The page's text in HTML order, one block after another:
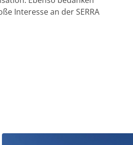
Interesse an der SERRA